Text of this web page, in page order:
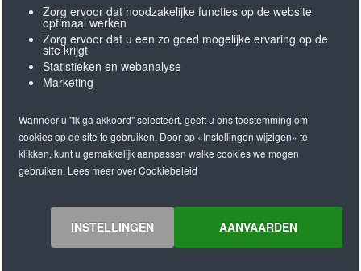
M = Open lengte
V = Eindloos gelast
T10 FOOD GRADE ( M/V )
Standaard lengte
Minimale lengte gelaste uitvoering
700 mm
Standaard materiaal
PU 85° Shore A
Zorg ervoor dat noodzakelijke functies op de website
optimaal werken
Zorg ervoor dat u een zo goed mogelijke ervaring op de
site krijgt
Statistieken en webanalyse
Marketing
Wanneer u "Ik ga akkoord" selecteert, geeft u ons toestemming om
cookies op de site te gebruiken. Door op «Instellingen wijzigen» te
klikken, kunt u gemakkelijk aanpassen welke cookies we mogen
gebruiken. Lees meer over Cookiebeleid
AANVAARDEN
INSTELLINGEN